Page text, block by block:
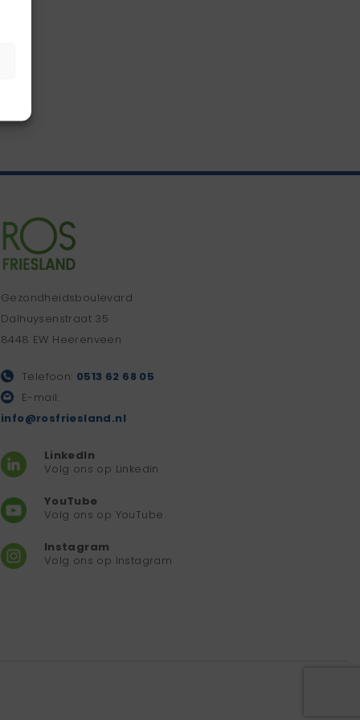
Gezondheidsboulevard
Dalhuysenstraat 35
8448 EW Heerenveen
Telefoon: 0513 62 68 05
E-mail:
info@rosfriesland.nl
LinkedIn
Volg ons op Linkedin
YouTube
Volg ons op YouTube
Instagram
Volg ons op Instagram